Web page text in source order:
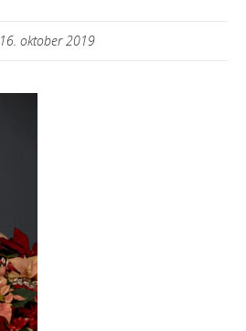
16. oktober 2019